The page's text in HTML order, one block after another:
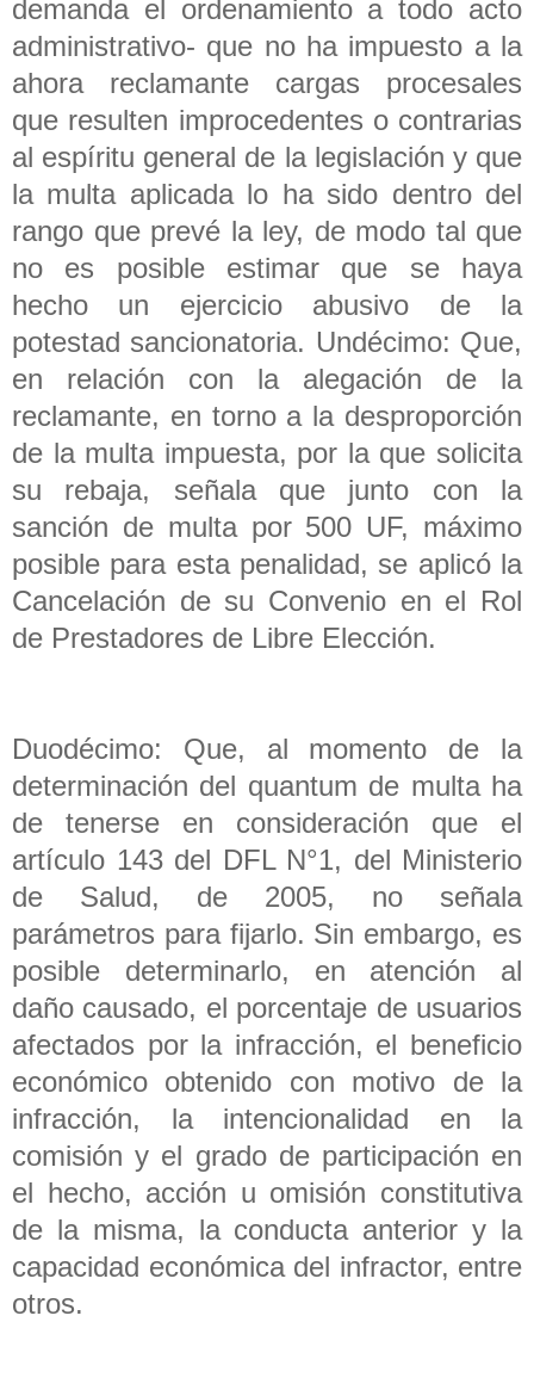
demanda el ordenamiento a todo acto
administrativo- que no ha impuesto a la
ahora reclamante cargas procesales
que resulten improcedentes o contrarias
al espíritu general de la legislación y que
la multa aplicada lo ha sido dentro del
rango que prevé la ley, de modo tal que
no es posible estimar que se haya
hecho un ejercicio abusivo de la
potestad sancionatoria. Undécimo: Que,
en relación con la alegación de la
reclamante, en torno a la desproporción
de la multa impuesta, por la que solicita
su rebaja, señala que junto con la
sanción de multa por 500 UF, máximo
posible para esta penalidad, se aplicó la
Cancelación de su Convenio en el Rol
de Prestadores de Libre Elección.
Duodécimo: Que, al momento de la
determinación del quantum de multa ha
de tenerse en consideración que el
artículo 143 del DFL N°1, del Ministerio
de Salud, de 2005, no señala
parámetros para fijarlo. Sin embargo, es
posible determinarlo, en atención al
daño causado, el porcentaje de usuarios
afectados por la infracción, el beneficio
económico obtenido con motivo de la
infracción, la intencionalidad en la
comisión y el grado de participación en
el hecho, acción u omisión constitutiva
de la misma, la conducta anterior y la
capacidad económica del infractor, entre
otros.